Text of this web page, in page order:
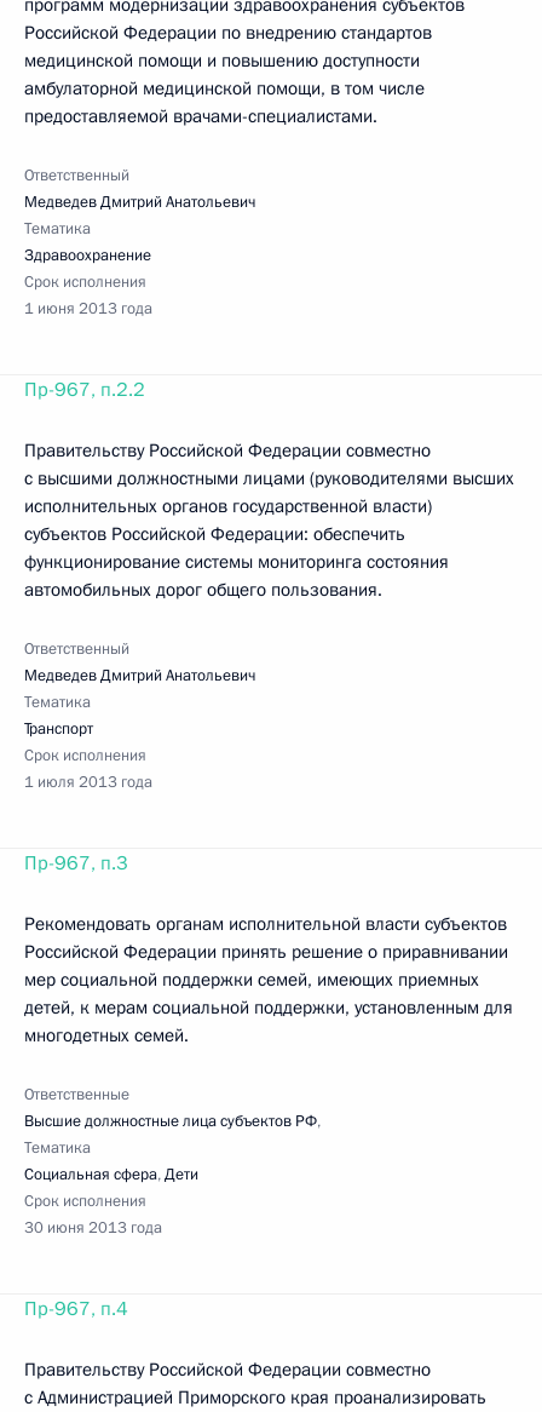
программ модернизации здравоохранения субъектов
Российской Федерации по внедрению стандартов
медицинской помощи и повышению доступности
амбулаторной медицинской помощи, в том числе
предоставляемой врачами-специалистами.
Ответственный
Медведев Дмитрий Анатольевич
Тематика
Здравоохранение
Срок исполнения
1 июня 2013 года
Пр-967, п.2.2
Правительству Российской Федерации совместно
с высшими должностными лицами (руководителями высших
исполнительных органов государственной власти)
субъектов Российской Федерации: обеспечить
функционирование системы мониторинга состояния
автомобильных дорог общего пользования.
Ответственный
Медведев Дмитрий Анатольевич
Тематика
Транспорт
Срок исполнения
1 июля 2013 года
Пр-967, п.3
Рекомендовать органам исполнительной власти субъектов
Российской Федерации принять решение о приравнивании
мер социальной поддержки семей, имеющих приемных
детей, к мерам социальной поддержки, установленным для
многодетных семей.
Ответственные
Высшие должностные лица субъектов РФ,
Тематика
Социальная сфера,Дети
Срок исполнения
30 июня 2013 года
Пр-967, п.4
Правительству Российской Федерации совместно
с Администрацией Приморского края проанализировать